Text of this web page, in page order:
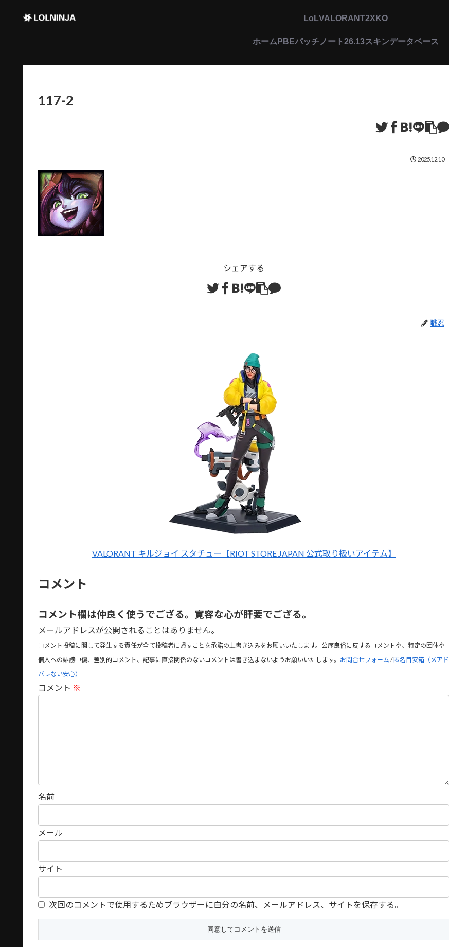
LoLVALORANT2XKO
ホーム PBEパッチノート26.13スキンデータベース
117-2
2025.12.10
シェアする
職忍
VALORANT キルジョイ スタチュー【RIOT STORE JAPAN 公式取り扱いアイテム】
コメント
コメント欄は仲良く使うでござる。寛容な心が肝要でござる。
メールアドレスが公開されることはありません。
コメント投稿に関して発生する責任が全て投稿者に帰すことを承諾の上書き込みをお願いいたします。公序良俗に反するコメントや、特定の団体や
個人への誹謗中傷、差別的コメント、記事に直接関係のないコメントは書き込まないようお願いいたします。 お問合せフォーム /匿名目安箱（メアド
バレない安心）
コメント ※
名前
メール
サイト
次回のコメントで使用するためブラウザーに自分の名前、メールアドレス、サイトを保存する。